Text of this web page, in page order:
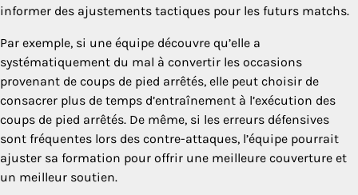
informer des ajustements tactiques pour les futurs matchs.
Par exemple, si une équipe découvre qu’elle a
systématiquement du mal à convertir les occasions
provenant de coups de pied arrêtés, elle peut choisir de
consacrer plus de temps d’entraînement à l’exécution des
coups de pied arrêtés. De même, si les erreurs défensives
sont fréquentes lors des contre-attaques, l’équipe pourrait
ajuster sa formation pour offrir une meilleure couverture et
un meilleur soutien.